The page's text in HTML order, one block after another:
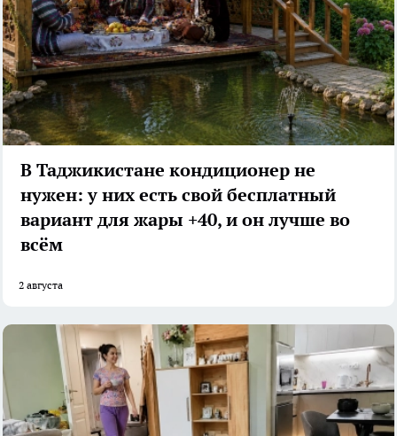
В Таджикистане кондиционер не
нужен: у них есть свой бесплатный
вариант для жары +40, и он лучше во
всём
2 августа